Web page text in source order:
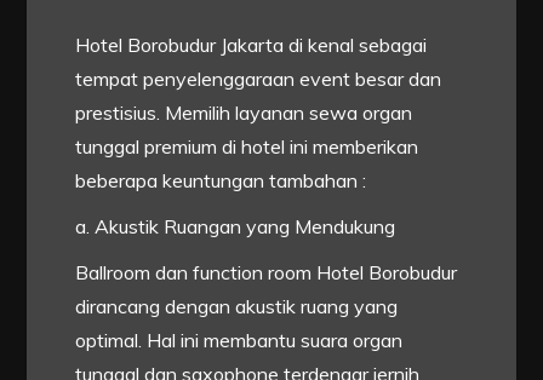
Hotel Borobudur Jakarta di kenal sebagai
tempat penyelenggaraan event besar dan
prestisius. Memilih layanan sewa organ
tunggal premium di hotel ini memberikan
beberapa keuntungan tambahan :
a. Akustik Ruangan yang Mendukung
Ballroom dan function room Hotel Borobudur
dirancang dengan akustik ruang yang
optimal. Hal ini membantu suara organ
tunggal dan saxophone terdengar jernih